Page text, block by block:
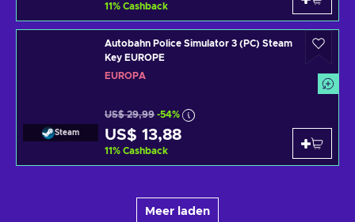
11% Cashback
Steam
Autobahn Police Simulator 3 (PC) Steam
Key EUROPE
EUROPA
US$ 29,99 -54%
US$ 13,88
11% Cashback
Meer laden